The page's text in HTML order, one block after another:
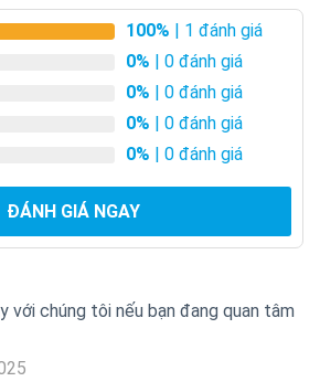
100% | 1 đánh giá
0% | 0 đánh giá
0% | 0 đánh giá
0% | 0 đánh giá
0% | 0 đánh giá
ĐÁNH GIÁ NGAY
với chúng tôi nếu bạn đang quan tâm